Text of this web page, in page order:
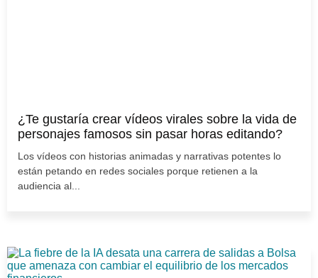
¿Te gustaría crear vídeos virales sobre la vida de
personajes famosos sin pasar horas editando?
Los vídeos con historias animadas y narrativas potentes lo
están petando en redes sociales porque retienen a la
audiencia al...